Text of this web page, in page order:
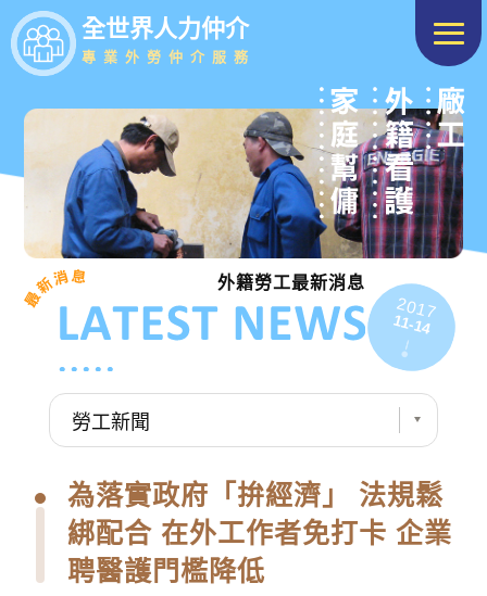
全世界人力仲介
專業外勞仲介服務
外籍勞工最新消息
2017
11-14
為落實政府「拚經濟」 法規鬆
綁配合 在外工作者免打卡 企業
聘醫護門檻降低